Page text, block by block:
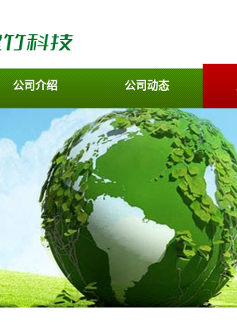
公司介绍 公司动态